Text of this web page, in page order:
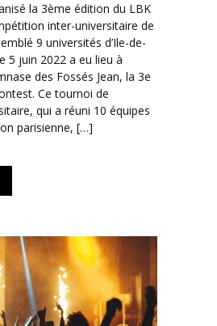
la 3ème édition du LBK
inter-universitaire de
9 universités d’Ile-de-
5 juin 2022 a eu lieu à
des Fossés Jean, la 3e
Ce tournoi de
qui a réuni 10 équipes
parisienne, […]